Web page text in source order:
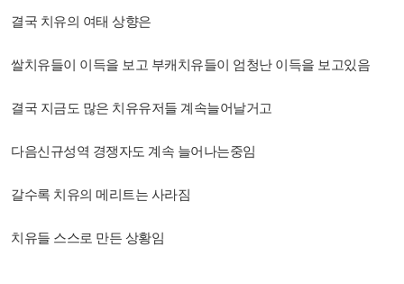
결국 치유의 여태 상향은
쌀치유들이 이득을 보고 부캐치유들이 엄청난 이득을 보고있음
결국 지금도 많은 치유유저들 계속늘어날거고
다음신규성역 경쟁자도 계속 늘어나는중임
갈수록 치유의 메리트는 사라짐
치유들 스스로 만든 상황임